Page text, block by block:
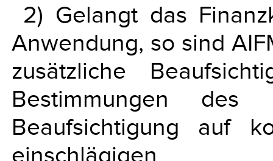
2) Gelangt das
Anwendung, so sind
zusätzliche
Bestimmungen des
Beaufsichtigung auf
einschlägigen